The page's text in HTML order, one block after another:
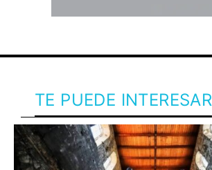
TE PUEDE INTERESAR